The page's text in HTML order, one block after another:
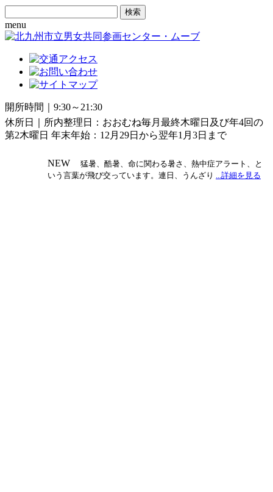
Search
for:
menu
開所時間｜9:30～21:30
休所日｜所内整理日：おおむね毎月最終木曜日及び年4回の
第2木曜日 年末年始：12月29日から翌年1月3日まで
NEW
猛暑、酷暑、命に関わる暑さ、熱中症アラート、と
いう言葉が飛び交っています。連日、うんざり ...詳細を見る